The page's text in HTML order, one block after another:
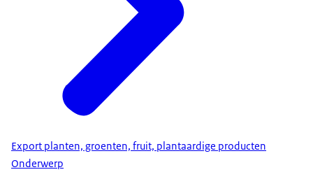
Export planten, groenten, fruit, plantaardige producten
Onderwerp